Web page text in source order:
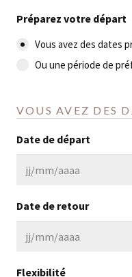
Préparez votre départ
Vous avez des dates
Ou une période de
VOUS AVEZ DES
Date de départ
JJ
slash
Date de retour
JJ
Flexibilité